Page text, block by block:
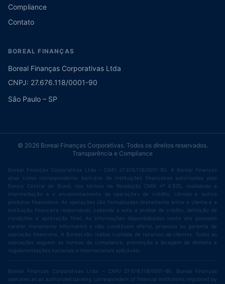
Compliance
Contato
BOREAL FINANÇAS
Boreal Finanças Corporativas Ltda
CNPJ: 27.676.118/0001-90
São Paulo – SP
© 2026 Boreal Finanças Corporativas. Todos os direitos reservados.
Transparência e Compliance
Boreal Finanças Corporativas Ltda – CNPJ 27.676.118/0001-90. A Boreal Finanças
atua como correspondente bancário de instituições financeiras autorizadas pelo
Banco Central do Brasil, nos termos da Resolução CMN nº 4.935, realizando a
intermediação e o encaminhamento de operações de crédito, câmbio e outros
produtos financeiros. As operações são formalizadas diretamente entre o cliente e a
instituição financeira responsável, cabendo a esta a análise de crédito, definição de
condições e aprovação final. As informações disponibilizadas neste site possuem
caráter meramente informativo e não constituem oferta, proposta ou garantia de
operação financeira. A Boreal não realiza custódia de recursos de clientes. Todas as
operações seguem as normas de compliance, prevenção à lavagem de dinheiro e
regulamentações nacionais e internacionais aplicáveis.
Boreal Finanças Corporativas Ltda – CNPJ 27.676.118/0001-90. Boreal Finanças
operates as an authorized banking correspondent of financial institutions regulated by